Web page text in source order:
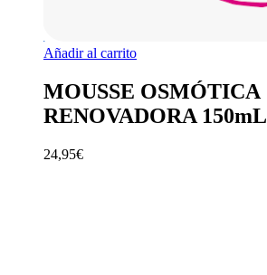
Añadir al carrito
MOUSSE OSMÓTICA
RENOVADORA 150mL
24,95€